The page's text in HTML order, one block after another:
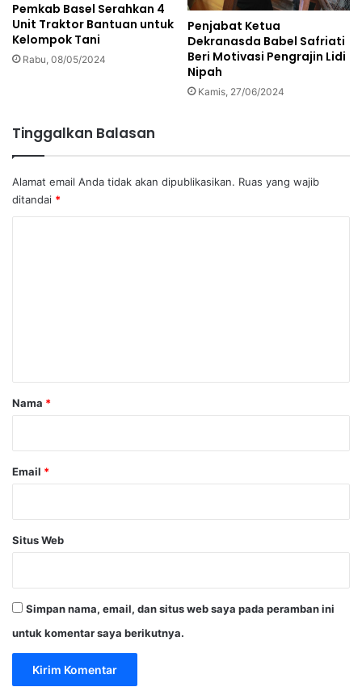
Pemkab Basel Serahkan 4
Unit Traktor Bantuan untuk
Kelompok Tani
Rabu, 08/05/2024
Penjabat Ketua
Dekranasda Babel Safriati
Beri Motivasi Pengrajin Lidi
Nipah
Kamis, 27/06/2024
Tinggalkan Balasan
Alamat email Anda tidak akan dipublikasikan. Ruas yang wajib
ditandai *
r
Nama *
Email *
Situs Web
Simpan nama, email, dan situs web saya pada peramban ini
untuk komentar saya berikutnya.